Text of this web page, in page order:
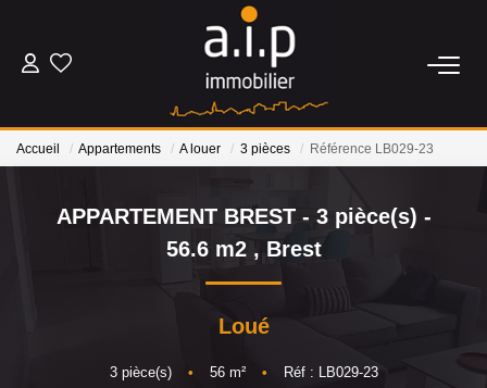
ACHETER
ESTIMER
NOS AGENCES
Accueil Appartements A louer 3 pièces Référence LB029-23
APPARTEMENT BREST - 3 pièce(s) -
56.6 m2 , Brest
Loué
3pièce(s) • 56m² • Réf : LB029-23